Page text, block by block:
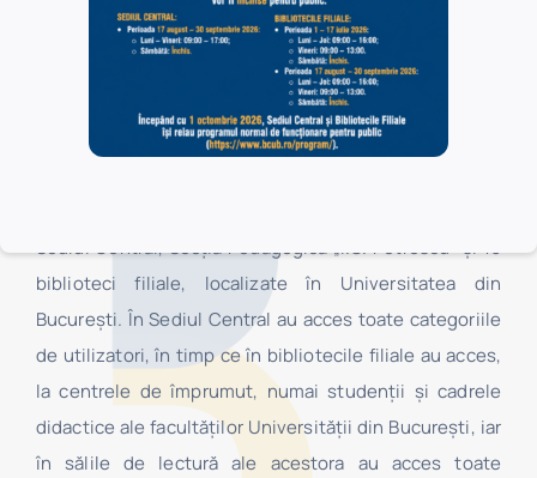
Sediul Central, Secţia Pedagogică „I.C. Petrescu” şi 16
biblioteci filiale, localizate în Universitatea din
Bucureşti. În Sediul Central au acces toate categoriile
de utilizatori, în timp ce în bibliotecile filiale au acces,
la centrele de împrumut, numai studenţii şi cadrele
didactice ale facultăților Universității din București, iar
în sălile de lectură ale acestora au acces toate